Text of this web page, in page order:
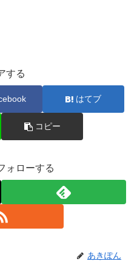
する
はてブ
コピー
ォローする
あきぽん